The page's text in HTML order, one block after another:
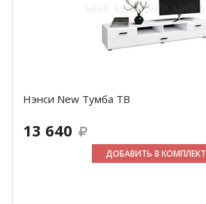
Нэнси New Тумба ТВ
13 640
ДОБАВИТЬ В КОМПЛЕКТ